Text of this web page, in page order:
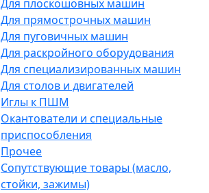
Для плоскошовных машин
Для прямострочных машин
Для пуговичных машин
Для раскройного оборудования
Для специализированных машин
Для столов и двигателей
Иглы к ПШМ
Окантователи и специальные
приспособления
Прочее
Сопутствующие товары (масло,
стойки, зажимы)